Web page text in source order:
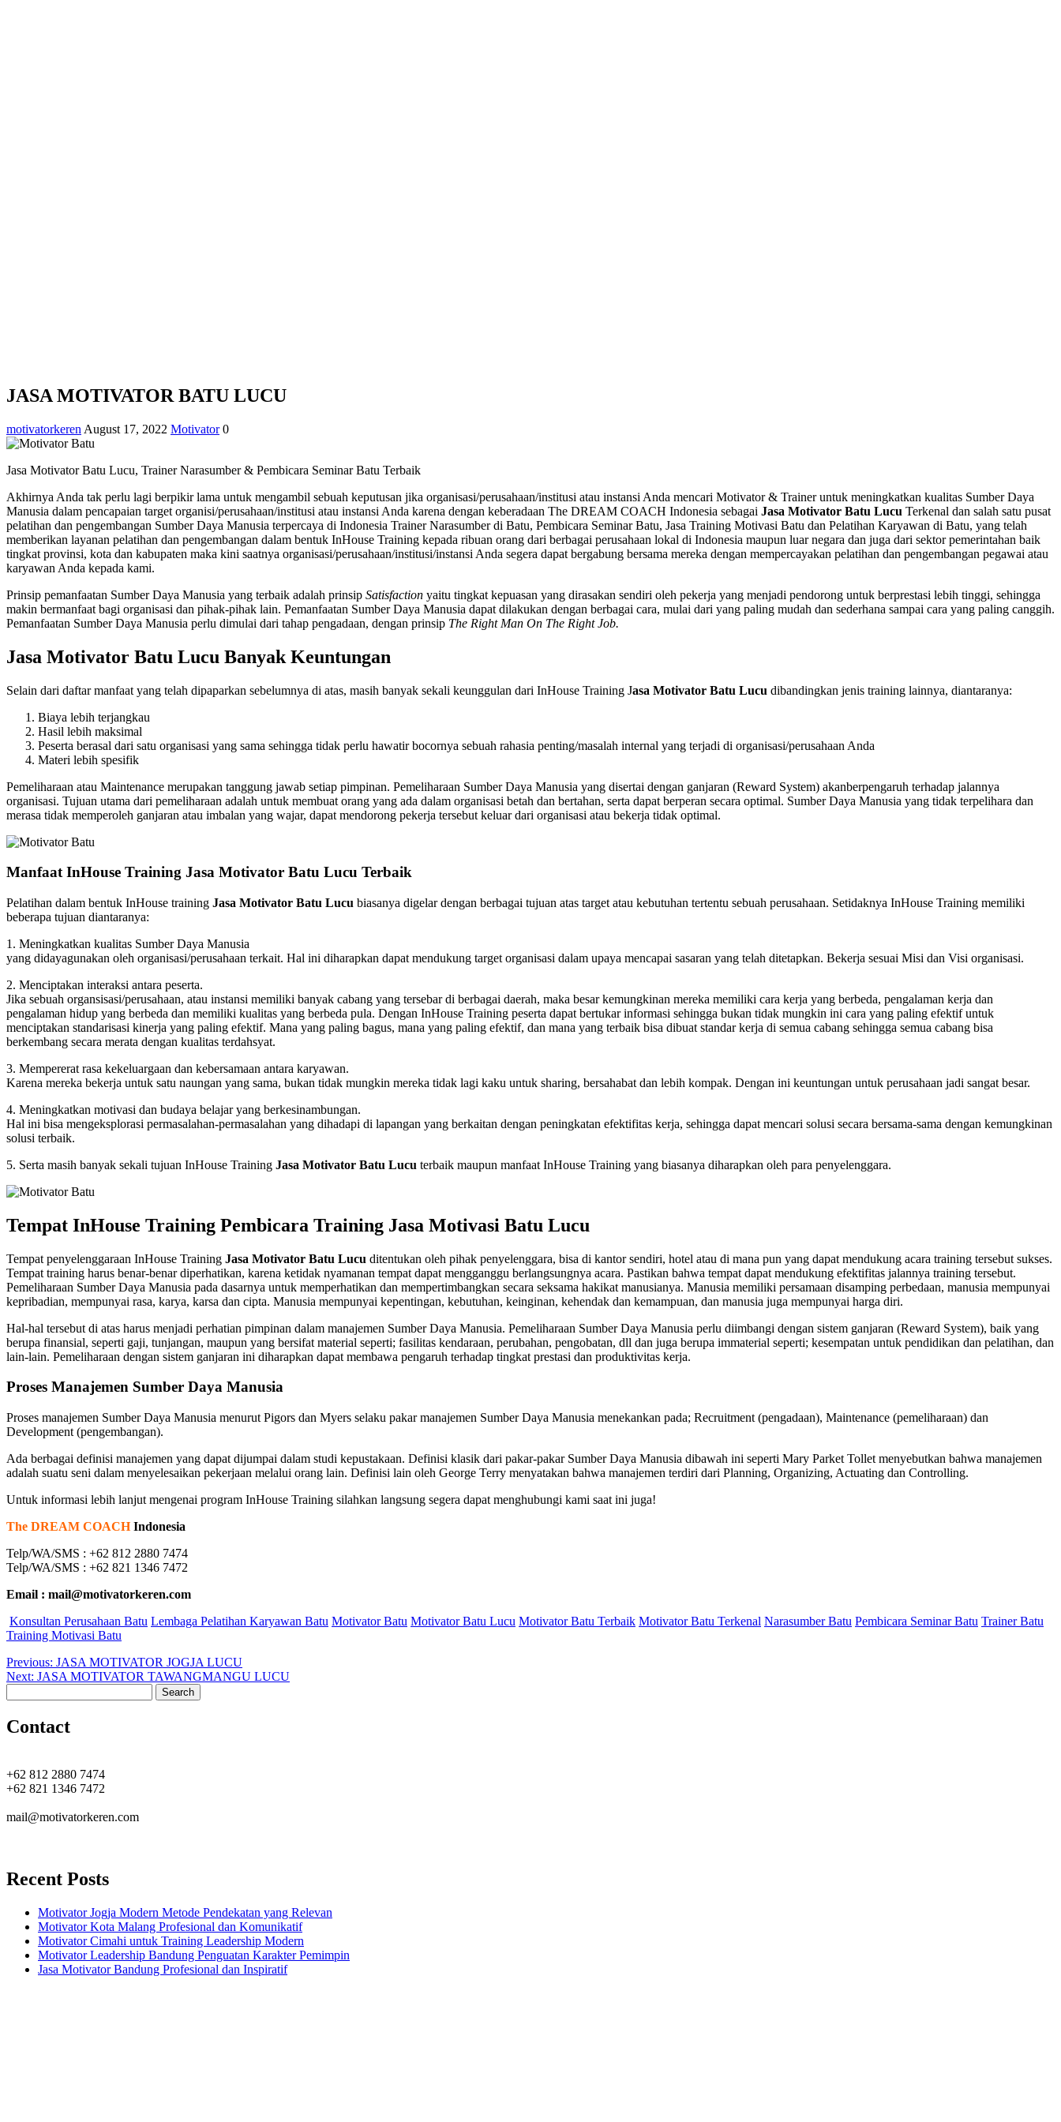
JASA MOTIVATOR BATU LUCU
motivatorkeren August 17, 2022 Motivator 0
Jasa Motivator Batu Lucu, Trainer Narasumber & Pembicara Seminar Batu Terbaik
Akhirnya Anda tak perlu lagi berpikir lama untuk mengambil sebuah keputusan jika organisasi/perusahaan/institusi atau instansi Anda mencari Motivator & Trainer untuk meningkatkan kualitas Sumber Daya
Manusia dalam pencapaian target organisi/perusahaan/institusi atau instansi Anda karena dengan keberadaan The DREAM COACH Indonesia sebagai Jasa Motivator Batu Lucu Terkenal dan salah satu pusat
pelatihan dan pengembangan Sumber Daya Manusia terpercaya di Indonesia Trainer Narasumber di Batu, Pembicara Seminar Batu, Jasa Training Motivasi Batu dan Pelatihan Karyawan di Batu, yang telah
memberikan layanan pelatihan dan pengembangan dalam bentuk InHouse Training kepada ribuan orang dari berbagai perusahaan lokal di Indonesia maupun luar negara dan juga dari sektor pemerintahan baik
tingkat provinsi, kota dan kabupaten maka kini saatnya organisasi/perusahaan/institusi/instansi Anda segera dapat bergabung bersama mereka dengan mempercayakan pelatihan dan pengembangan pegawai atau
karyawan Anda kepada kami.
Prinsip pemanfaatan Sumber Daya Manusia yang terbaik adalah prinsip Satisfaction yaitu tingkat kepuasan yang dirasakan sendiri oleh pekerja yang menjadi pendorong untuk berprestasi lebih tinggi, sehingga
makin bermanfaat bagi organisasi dan pihak-pihak lain. Pemanfaatan Sumber Daya Manusia dapat dilakukan dengan berbagai cara, mulai dari yang paling mudah dan sederhana sampai cara yang paling canggih.
Pemanfaatan Sumber Daya Manusia perlu dimulai dari tahap pengadaan, dengan prinsip The Right Man On The Right Job.
Jasa Motivator Batu Lucu Banyak Keuntungan
Selain dari daftar manfaat yang telah dipaparkan sebelumnya di atas, masih banyak sekali keunggulan dari InHouse Training Jasa Motivator Batu Lucu dibandingkan jenis training lainnya, diantaranya:
Biaya lebih terjangkau
Hasil lebih maksimal
Peserta berasal dari satu organisasi yang sama sehingga tidak perlu hawatir bocornya sebuah rahasia penting/masalah internal yang terjadi di organisasi/perusahaan Anda
Materi lebih spesifik
Pemeliharaan atau Maintenance merupakan tanggung jawab setiap pimpinan. Pemeliharaan Sumber Daya Manusia yang disertai dengan ganjaran (Reward System) akanberpengaruh terhadap jalannya
organisasi. Tujuan utama dari pemeliharaan adalah untuk membuat orang yang ada dalam organisasi betah dan bertahan, serta dapat berperan secara optimal. Sumber Daya Manusia yang tidak terpelihara dan
merasa tidak memperoleh ganjaran atau imbalan yang wajar, dapat mendorong pekerja tersebut keluar dari organisasi atau bekerja tidak optimal.
Manfaat InHouse Training Jasa Motivator Batu Lucu Terbaik
Pelatihan dalam bentuk InHouse training Jasa Motivator Batu Lucu biasanya digelar dengan berbagai tujuan atas target atau kebutuhan tertentu sebuah perusahaan. Setidaknya InHouse Training memiliki
beberapa tujuan diantaranya:
1. Meningkatkan kualitas Sumber Daya Manusia
yang didayagunakan oleh organisasi/perusahaan terkait. Hal ini diharapkan dapat mendukung target organisasi dalam upaya mencapai sasaran yang telah ditetapkan. Bekerja sesuai Misi dan Visi organisasi.
2. Menciptakan interaksi antara peserta.
Jika sebuah organsisasi/perusahaan, atau instansi memiliki banyak cabang yang tersebar di berbagai daerah, maka besar kemungkinan mereka memiliki cara kerja yang berbeda, pengalaman kerja dan
pengalaman hidup yang berbeda dan memiliki kualitas yang berbeda pula. Dengan InHouse Training peserta dapat bertukar informasi sehingga bukan tidak mungkin ini cara yang paling efektif untuk
menciptakan standarisasi kinerja yang paling efektif. Mana yang paling bagus, mana yang paling efektif, dan mana yang terbaik bisa dibuat standar kerja di semua cabang sehingga semua cabang bisa
berkembang secara merata dengan kualitas terdahsyat.
3. Mempererat rasa kekeluargaan dan kebersamaan antara karyawan.
Karena mereka bekerja untuk satu naungan yang sama, bukan tidak mungkin mereka tidak lagi kaku untuk sharing, bersahabat dan lebih kompak. Dengan ini keuntungan untuk perusahaan jadi sangat besar.
4. Meningkatkan motivasi dan budaya belajar yang berkesinambungan.
Hal ini bisa mengeksplorasi permasalahan-permasalahan yang dihadapi di lapangan yang berkaitan dengan peningkatan efektifitas kerja, sehingga dapat mencari solusi secara bersama-sama dengan kemungkinan
solusi terbaik.
5. Serta masih banyak sekali tujuan InHouse Training Jasa Motivator Batu Lucu terbaik maupun manfaat InHouse Training yang biasanya diharapkan oleh para penyelenggara.
Tempat InHouse Training Pembicara Training Jasa Motivasi Batu Lucu
Tempat penyelenggaraan InHouse Training Jasa Motivator Batu Lucu ditentukan oleh pihak penyelenggara, bisa di kantor sendiri, hotel atau di mana pun yang dapat mendukung acara training tersebut sukses.
Tempat training harus benar-benar diperhatikan, karena ketidak nyamanan tempat dapat mengganggu berlangsungnya acara. Pastikan bahwa tempat dapat mendukung efektifitas jalannya training tersebut.
Pemeliharaan Sumber Daya Manusia pada dasarnya untuk memperhatikan dan mempertimbangkan secara seksama hakikat manusianya. Manusia memiliki persamaan disamping perbedaan, manusia mempunyai
kepribadian, mempunyai rasa, karya, karsa dan cipta. Manusia mempunyai kepentingan, kebutuhan, keinginan, kehendak dan kemampuan, dan manusia juga mempunyai harga diri.
Hal-hal tersebut di atas harus menjadi perhatian pimpinan dalam manajemen Sumber Daya Manusia. Pemeliharaan Sumber Daya Manusia perlu diimbangi dengan sistem ganjaran (Reward System), baik yang
berupa finansial, seperti gaji, tunjangan, maupun yang bersifat material seperti; fasilitas kendaraan, perubahan, pengobatan, dll dan juga berupa immaterial seperti; kesempatan untuk pendidikan dan pelatihan, dan
lain-lain. Pemeliharaan dengan sistem ganjaran ini diharapkan dapat membawa pengaruh terhadap tingkat prestasi dan produktivitas kerja.
Proses Manajemen Sumber Daya Manusia
Proses manajemen Sumber Daya Manusia menurut Pigors dan Myers selaku pakar manajemen Sumber Daya Manusia menekankan pada; Recruitment (pengadaan), Maintenance (pemeliharaan) dan
Development (pengembangan).
Ada berbagai definisi manajemen yang dapat dijumpai dalam studi kepustakaan. Definisi klasik dari pakar-pakar Sumber Daya Manusia dibawah ini seperti Mary Parket Tollet menyebutkan bahwa manajemen
adalah suatu seni dalam menyelesaikan pekerjaan melalui orang lain. Definisi lain oleh George Terry menyatakan bahwa manajemen terdiri dari Planning, Organizing, Actuating dan Controlling.
Untuk informasi lebih lanjut mengenai program InHouse Training silahkan langsung segera dapat menghubungi kami saat ini juga!
The DREAM COACHIndonesia
Telp/WA/SMS : +62 812 2880 7474
Telp/WA/SMS : +62 821 1346 7472
Email : mail@motivatorkeren.com
Konsultan Perusahaan Batu Lembaga Pelatihan Karyawan Batu Motivator Batu Motivator Batu Lucu Motivator Batu Terbaik Motivator Batu Terkenal Narasumber Batu Pembicara Seminar Batu Trainer Batu
Training Motivasi Batu
Post
navigation
Previous: Previous
post:
JASA MOTIVATOR JOGJA LUCU
Next: Next
JASA MOTIVATOR TAWANGMANGU LUCU
for:
Contact
+62 812 2880 7474
+62 821 1346 7472
mail@motivatorkeren.com
Recent Posts
Motivator Jogja Modern Metode Pendekatan yang Relevan
Motivator Kota Malang Profesional dan Komunikatif
Motivator Cimahi untuk Training Leadership Modern
Motivator Leadership Bandung Penguatan Karakter Pemimpin
Jasa Motivator Bandung Profesional dan Inspiratif